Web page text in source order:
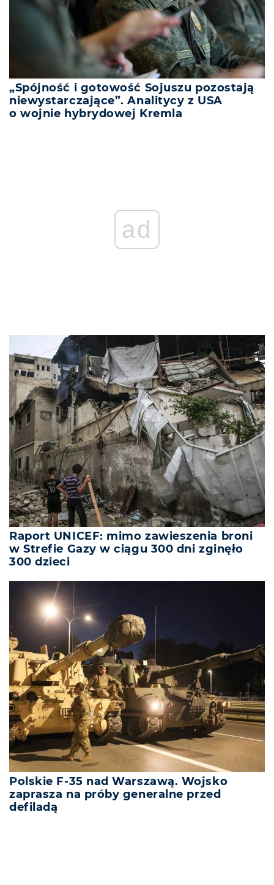
„Spójność i gotowość Sojuszu pozostają
niewystarczające”. Analitycy z USA
o wojnie hybrydowej Kremla
ad
Raport UNICEF: mimo zawieszenia broni
w Strefie Gazy w ciągu 300 dni zginęło
300 dzieci
Polskie F-35 nad Warszawą. Wojsko
zaprasza na próby generalne przed
defiladą